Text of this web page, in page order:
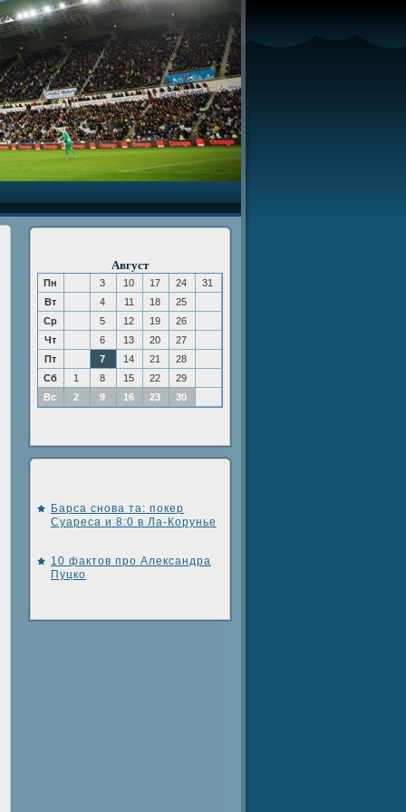
Август
Пн 3 10 17 24
31
Вт
4 11 18
25
Ср
5 12 19
26
Чт
6 13 20
27
Пт
7 14 21
28
Сб
1 8 15 22
29
Вс
2 9 16 23 30
Барса снова та: покер
Суареса и 8:0 в Ла-Корунье
10 фактов про Александра
Пуцко